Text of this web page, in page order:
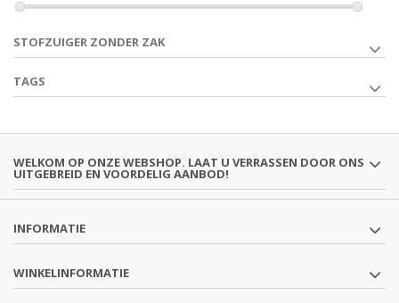
STOFZUIGER ZONDER ZAK
TAGS
WELKOM OP ONZE WEBSHOP. LAAT U VERRASSEN DOOR ONS
UITGEBREID EN VOORDELIG AANBOD!
INFORMATIE
WINKELINFORMATIE